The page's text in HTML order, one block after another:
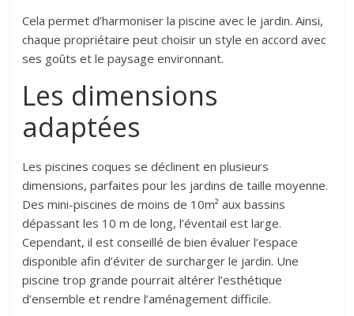
Cela permet d’harmoniser la piscine avec le jardin. Ainsi,
chaque propriétaire peut choisir un style en accord avec
ses goûts et le paysage environnant.
Les dimensions
adaptées
Les piscines coques se déclinent en plusieurs
dimensions, parfaites pour les jardins de taille moyenne.
Des mini-piscines de moins de 10m² aux bassins
dépassant les 10 m de long, l’éventail est large.
Cependant, il est conseillé de bien évaluer l’espace
disponible afin d’éviter de surcharger le jardin. Une
piscine trop grande pourrait altérer l’esthétique
d’ensemble et rendre l’aménagement difficile.